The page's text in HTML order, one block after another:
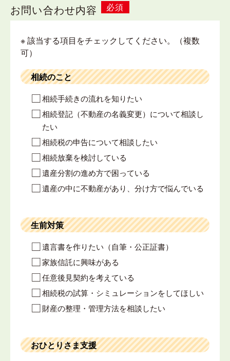
お問い合わせ内容 必須
※ 該当する項目をチェックしてください。（複数
可）
相続のこと
相続手続きの流れを知りたい
相続登記（不動産の名義変更）について相談し
たい
相続税の申告について相談したい
相続放棄を検討している
遺産分割の進め方で困っている
遺産の中に不動産があり、分け方で悩んでいる
生前対策
遺言書を作りたい（自筆・公正証書）
家族信託に興味がある
任意後見契約を考えている
相続税の試算・シミュレーションをしてほしい
財産の整理・管理方法を相談したい
おひとりさま支援